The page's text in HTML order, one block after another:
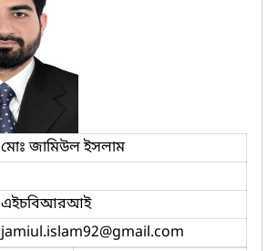
মোঃ জামিউল ইসলাম
এইচবিআরআই
jamiul.islam92@gmail.com